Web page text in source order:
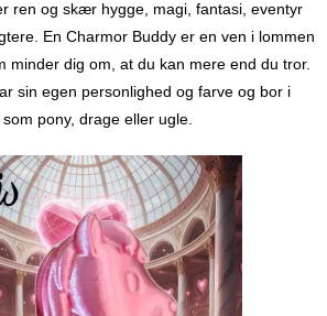
ren og skær hygge, magi, fantasi, eventyr
En Charmor Buddy er en ven i lommen
minder dig om, at du kan mere end du tror.
sin egen personlighed og farve og bor i
pony, drage eller ugle.